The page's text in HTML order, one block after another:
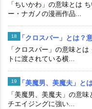
「ちいかわ」の意味とは
ー・ナガノの漫画作品...
「クロスバー」とは？
「クロスバー」の意味と
トに渡されている横...
「美魔男、美魔夫」と
「美魔男、美魔夫」の意
チエイジングに強い...